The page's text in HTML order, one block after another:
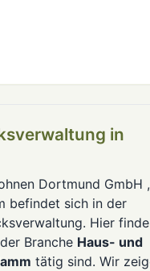
in
Dortmund GmbH ,
befindet sich in der
Hier
Branche Haus- und
tätig sind. Wir